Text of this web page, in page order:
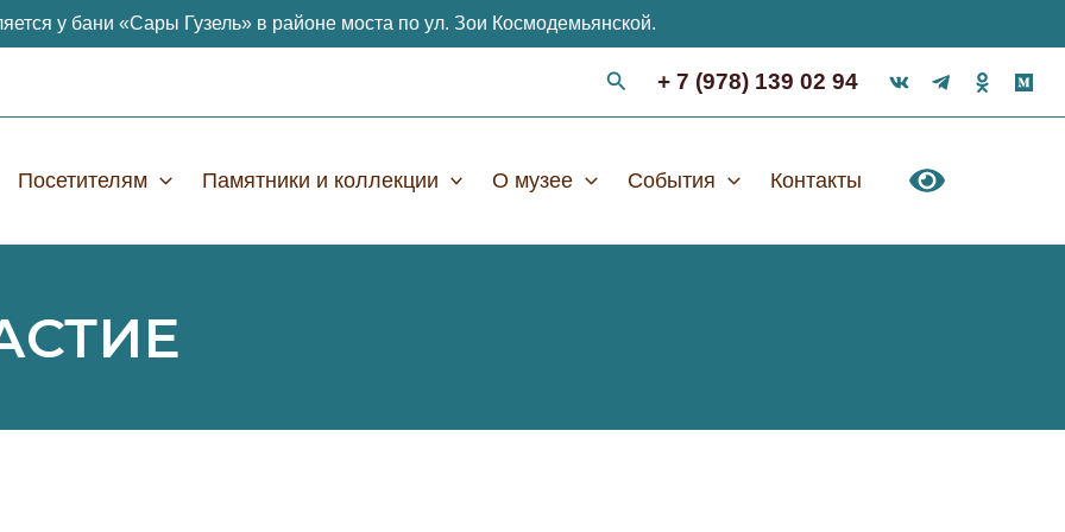
у бани «Сары Гузель» в районе моста по ул. Зои Космодемьянской.
+ 7 (978) 139 02 94
Посетителям Памятники и коллекции О музее События Контакты